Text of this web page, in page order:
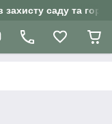
захисту саду та